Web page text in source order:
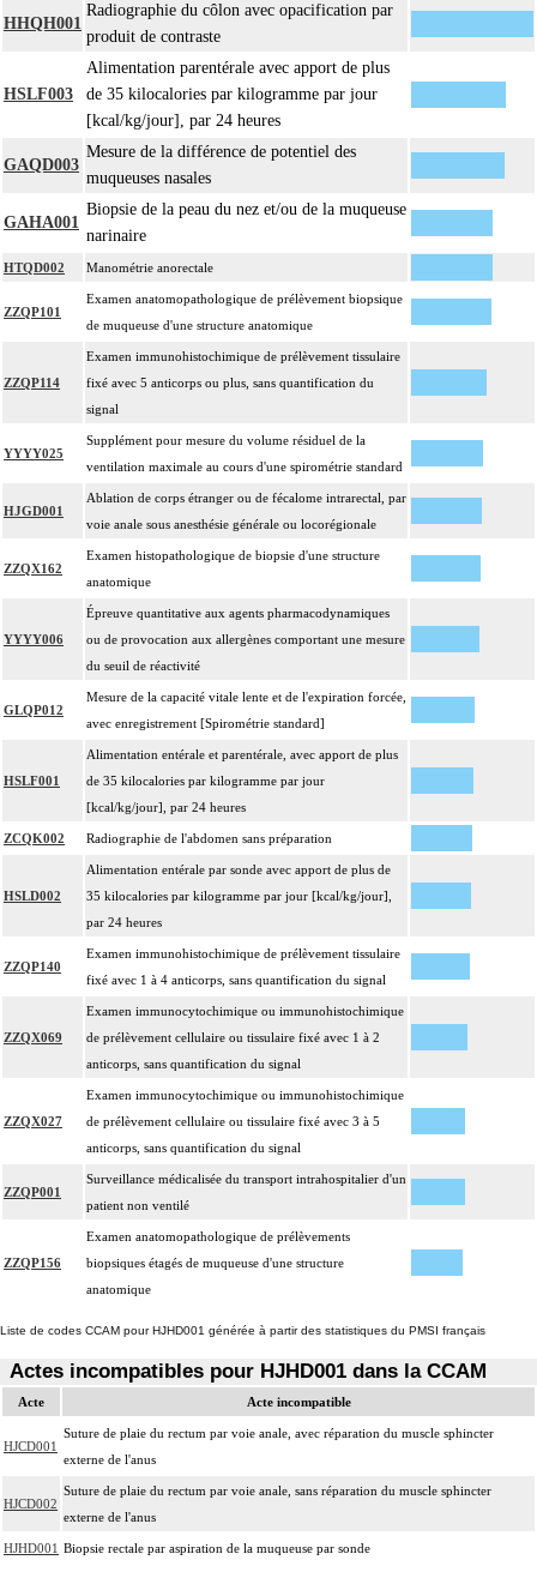
HHQH001
Radiographie du côlon avec opacification par
produit de contraste
HSLF003
Alimentation parentérale avec apport de plus
de 35 kilocalories par kilogramme par jour
[kcal/kg/jour], par 24 heures
GAQD003
Mesure de la différence de potentiel des
muqueuses nasales
GAHA001
Biopsie de la peau du nez et/ou de la muqueuse
narinaire
HTQD002 Manométrie anorectale
ZZQP101
Examen anatomopathologique de prélèvement biopsique
de muqueuse d'une structure anatomique
ZZQP114
Examen immunohistochimique de prélèvement tissulaire
fixé avec 5 anticorps ou plus, sans quantification du
signal
YYYY025
Supplément pour mesure du volume résiduel de la
ventilation maximale au cours d'une spirométrie standard
HJGD001
Ablation de corps étranger ou de fécalome intrarectal, par
voie anale sous anesthésie générale ou locorégionale
ZZQX162
Examen histopathologique de biopsie d'une structure
anatomique
YYYY006
Épreuve quantitative aux agents pharmacodynamiques
ou de provocation aux allergènes comportant une mesure
du seuil de réactivité
GLQP012
Mesure de la capacité vitale lente et de l'expiration forcée,
avec enregistrement [Spirométrie standard]
HSLF001
Alimentation entérale et parentérale, avec apport de plus
de 35 kilocalories par kilogramme par jour
[kcal/kg/jour], par 24 heures
ZCQK002 Radiographie de l'abdomen sans préparation
HSLD002
Alimentation entérale par sonde avec apport de plus de
35 kilocalories par kilogramme par jour [kcal/kg/jour],
par 24 heures
ZZQP140
Examen immunohistochimique de prélèvement tissulaire
fixé avec 1 à 4 anticorps, sans quantification du signal
ZZQX069
Examen immunocytochimique ou immunohistochimique
de prélèvement cellulaire ou tissulaire fixé avec 1 à 2
anticorps, sans quantification du signal
ZZQX027
Examen immunocytochimique ou immunohistochimique
de prélèvement cellulaire ou tissulaire fixé avec 3 à 5
anticorps, sans quantification du signal
ZZQP001
Surveillance médicalisée du transport intrahospitalier d'un
patient non ventilé
ZZQP156
Examen anatomopathologique de prélèvements
biopsiques étagés de muqueuse d'une structure
anatomique
Liste de codes CCAM pour HJHD001 générée à partir des statistiques du PMSI français
Actes incompatibles pour HJHD001 dans la CCAM
Acte Acte incompatible
HJCD001
Suture de plaie du rectum par voie anale, avec réparation du muscle sphincter
externe de l'anus
HJCD002
Suture de plaie du rectum par voie anale, sans réparation du muscle sphincter
externe de l'anus
HJHD001 Biopsie rectale par aspiration de la muqueuse par sonde